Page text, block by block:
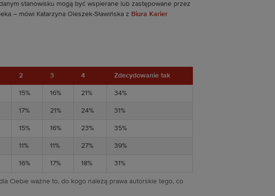
stanowisku mogą być wspierane lub zastępowane przez
– mówi Katarzyna Oleszek-Sławińska z Biura Karier
Ciebie ważne to, do kogo należą prawa autorskie tego, co
2 3 4 Zdecydowanie tak
15% 16% 21% 34%
17% 21% 24% 31%
15% 16% 23% 35%
11% 11% 27% 39%
16% 17% 18% 31%